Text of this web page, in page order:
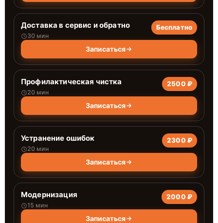
Доставка в сервис и обратно
30 мин
Бесплатно
Записаться
Профилактическая чистка
20 мин
2500 ₽
Записаться
Устранение ошибок
20 мин
2300 ₽
Записаться
Модернизация
15 мин
2000 ₽
Записаться